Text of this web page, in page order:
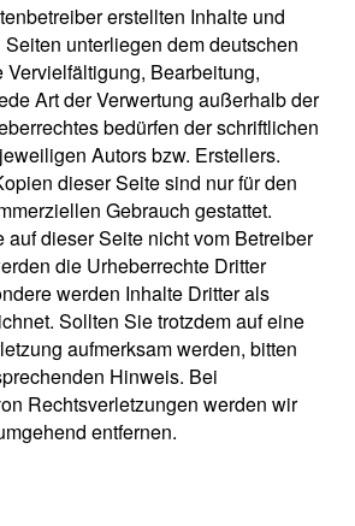
erstellten Inhalte und
unterliegen dem deutschen
Vervielfältigung, Bearbeitung,
Art der Verwertung außerhalb der
bedürfen der schriftlichen
Autors bzw. Erstellers.
dieser Seite sind nur für den
Gebrauch gestattet.
auf dieser Seite nicht vom Betreiber
die Urheberrechte Dritter
werden Inhalte Dritter als
Sollten Sie trotzdem auf eine
aufmerksam werden, bitten
Hinweis. Bei
Rechtsverletzungen werden wir
entfernen.